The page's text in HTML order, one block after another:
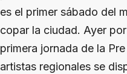
es el primer sábado del
copar la ciudad. Ayer
primera jornada de la
artistas regionales se